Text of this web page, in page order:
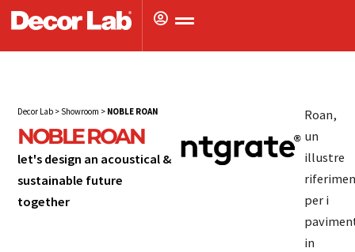
Decor Lab > Showroom > NOBLE ROAN
NOBLE ROAN
let's design an acoustical &
sustainable future
together
Roan,
un
illustre
per i
in